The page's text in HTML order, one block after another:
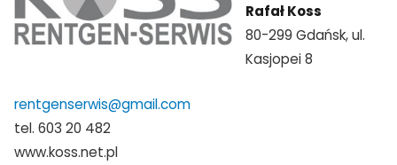
Rafał Koss
80-299 Gdańsk, ul.
Kasjopei 8
rentgenserwis@gmail.com
tel. 603 20 482
www.koss.net.pl